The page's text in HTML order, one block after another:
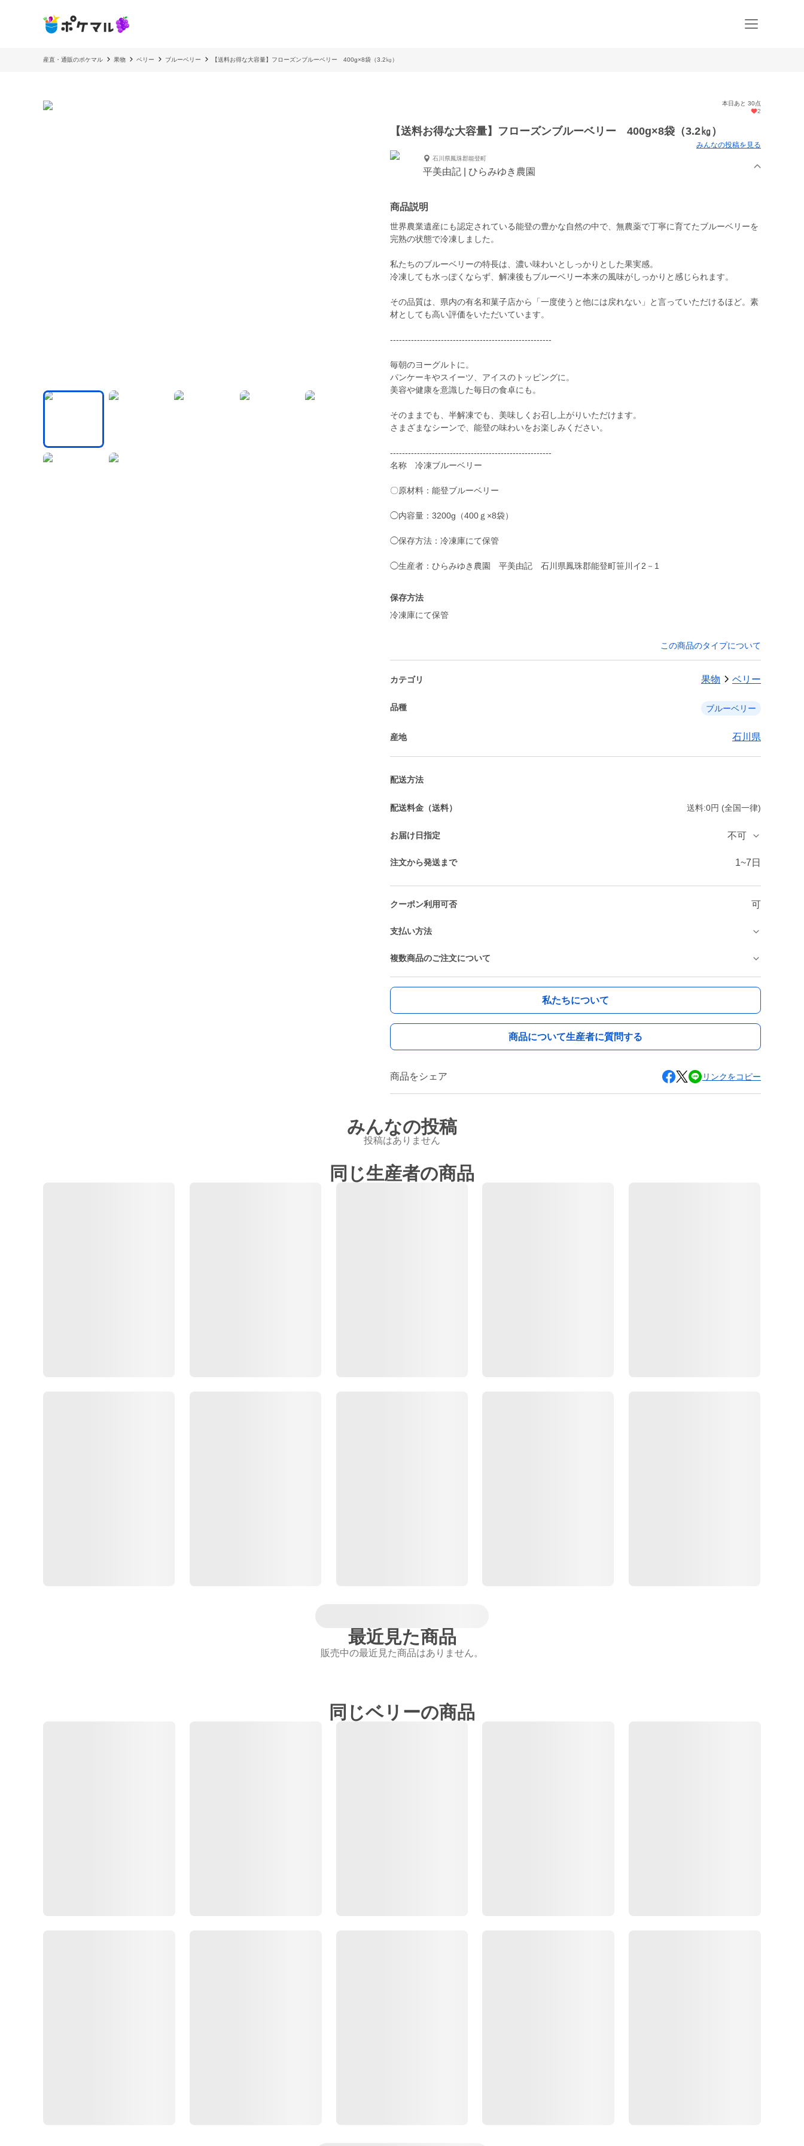
産直・通販のポケマル 果物 ベリー ブルーベリー 【送料お得な大容量】フローズンブルーベリー 400g×8袋（3.2㎏）
本日あと 30点
2
【送料お得な大容量】フローズンブルーベリー 400g×8袋（3.2㎏）
みんなの投稿を見る
石川県鳳珠郡能登町
平美由記 | ひらみゆき農園
商品説明
世界農業遺産にも認定されている能登の豊かな自然の中で、無農薬で丁寧に育てたブルーベリーを
完熟の状態で冷凍しました。
私たちのブルーベリーの特長は、濃い味わいとしっかりとした果実感。
冷凍しても水っぽくならず、解凍後もブルーベリー本来の風味がしっかりと感じられます。
その品質は、県内の有名和菓子店から「一度使うと他には戻れない」と言っていただけるほど。素
材としても高い評価をいただいています。
------------------------------------------------------
毎朝のヨーグルトに。
パンケーキやスイーツ、アイスのトッピングに。
美容や健康を意識した毎日の食卓にも。
そのままでも、半解凍でも、美味しくお召し上がりいただけます。
さまざまなシーンで、能登の味わいをお楽しみください。
------------------------------------------------------
名称 冷凍ブルーベリー
〇原材料：能登ブルーベリー
◯内容量：3200g（400ｇ×8袋）
◯保存方法：冷凍庫にて保管
保存方法
冷凍庫にて保管
この商品のタイプについて
カテゴリ 果物 ベリー
品種 ブルーベリー
産地 石川県
配送方法
配送料金（送料） 送料:0円 (全国一律)
お届け日指定 不可
注文から発送まで 1~7日
クーポン利用可否 可
支払い方法
複数商品のご注文について
私たちについて
商品について生産者に質問する
商品をシェア リンクをコピー
みんなの投稿
投稿はありません
同じ生産者の商品
最近見た商品
販売中の最近見た商品はありません。
同じベリーの商品